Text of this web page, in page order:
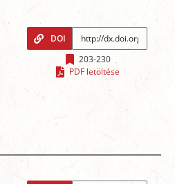
DOI
203-230
PDF letöltése